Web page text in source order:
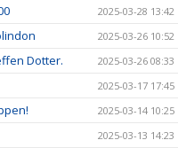
2025-03-28 13:42
2025-03-26 10:52
Dotter. 2025-03-26 08:33
2025-03-17 17:45
2025-03-14 10:25
2025-03-13 14:23